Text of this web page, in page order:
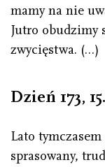
mamy na nie
Jutro obudzimy
zwycięstwa. (…)
Dzień 173,
Lato
sprasowany,